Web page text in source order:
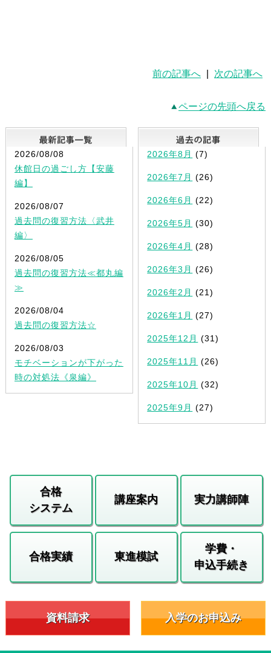
前の記事へ 次の記事へ
ページの先頭へ戻る
最新記事一覧
2026/08/08
休館日の過ごし方【安藤
編】
2026/08/07
過去問の復習方法〈武井
編〉
2026/08/05
過去問の復習方法≪都丸編
≫
2026/08/04
過去問の復習方法☆
2026/08/03
モチベーションが下がった
時の対処法《泉編》
2026年8月 (7)
2026年7月 (26)
2026年6月 (22)
2026年5月 (30)
2026年4月 (28)
2026年3月 (26)
2026年2月 (21)
2026年1月 (27)
2025年12月 (31)
2025年11月 (26)
2025年10月 (32)
2025年9月 (27)
合格
システム
講座案内 実力講師陣
合格実績 東進模試
学費・
申込手続き
資料請求 入学のお申込み